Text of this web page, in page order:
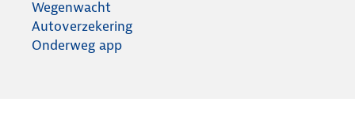
Wegenwacht
Autoverzekering
Onderweg app